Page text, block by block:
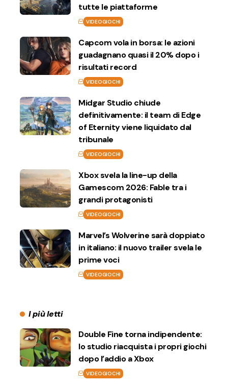
tutte le piattaforme
VIDEOGIOCHI
Capcom vola in borsa: le azioni
guadagnano quasi il 20% dopo i
risultati record
VIDEOGIOCHI
Midgar Studio chiude
definitivamente: il team di Edge
of Eternity viene liquidato dal
tribunale
VIDEOGIOCHI
Xbox svela la line-up della
Gamescom 2026: Fable tra i
grandi protagonisti
VIDEOGIOCHI
Marvel’s Wolverine sarà doppiato
in italiano: il nuovo trailer svela le
prime voci
VIDEOGIOCHI
I più letti
Double Fine torna indipendente:
lo studio riacquista i propri giochi
dopo l’addio a Xbox
VIDEOGIOCHI